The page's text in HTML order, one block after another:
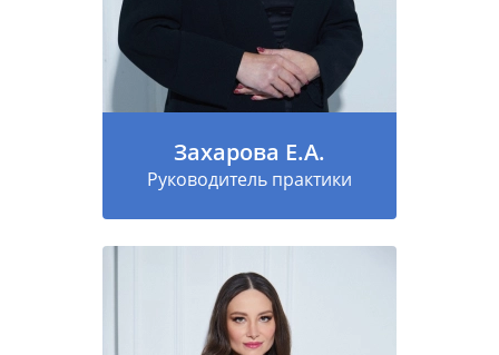
Захарова Е.А.
Руководитель практики